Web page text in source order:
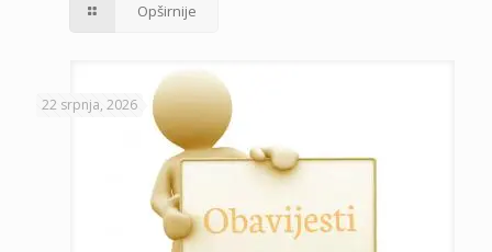
Opširnije
22 srpnja, 2026